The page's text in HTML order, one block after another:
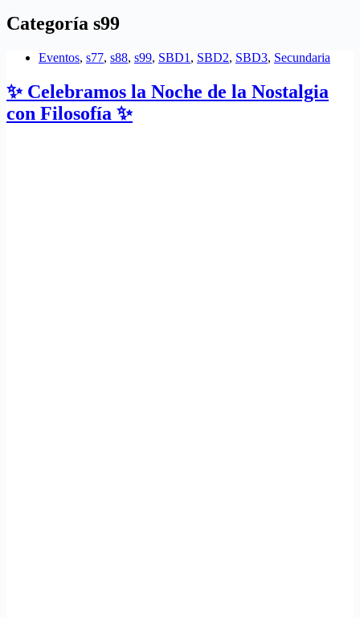
Categoría s99
Eventos, s77, s88, s99, SBD1 , SBD2, SBD3, Secundaria
✨ Celebramos la Noche de la Nostalgia
con Filosofía ✨